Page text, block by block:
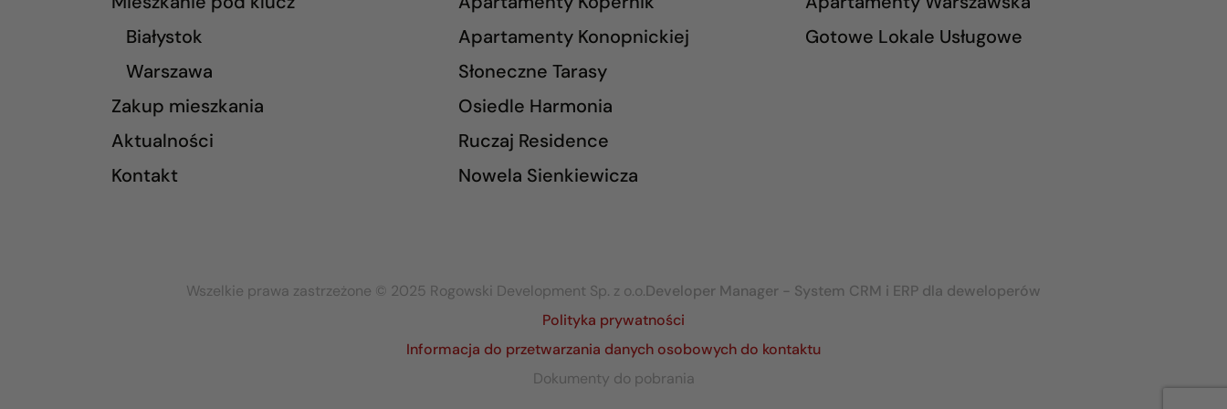
Białystok
Warszawa
Zakup mieszkania
Aktualności
Kontakt
Apartamenty Konopnickiej
Słoneczne Tarasy
Osiedle Harmonia
Ruczaj Residence
Nowela Sienkiewicza
Gotowe Lokale Usługowe
Wszelkie prawa zastrzeżone © 2025 Rogowski Development Sp. z o.o.Developer Manager - System CRM i ERP dla deweloperów
Polityka prywatności
Informacja do przetwarzania danych osobowych do kontaktu
Dokumenty do pobrania